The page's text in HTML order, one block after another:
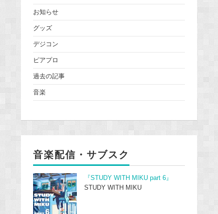
お知らせ
グッズ
デジコン
ピアプロ
過去の記事
音楽
音楽配信・サブスク
『STUDY WITH MIKU part 6』
STUDY WITH MIKU